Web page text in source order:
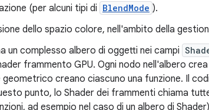
(per alcuni tipi di BlendMode ).
dello spazio colore, nell'ambito della
un complesso albero di oggetti nei campi
frammento GPU. Ogni nodo nell'albero
creano ciascuno una funzione. Il
punto, lo Shader dei frammenti chiama
ad esempio nel caso di un albero di